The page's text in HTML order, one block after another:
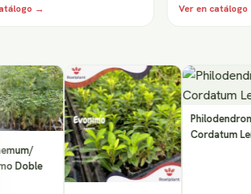
→ Ver en
Philodendron
Cordatum Lemon